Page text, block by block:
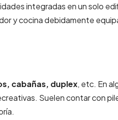
integradas en un solo
y cocina debidamente
cabañas, duplex, etc. En
Suelen contar con